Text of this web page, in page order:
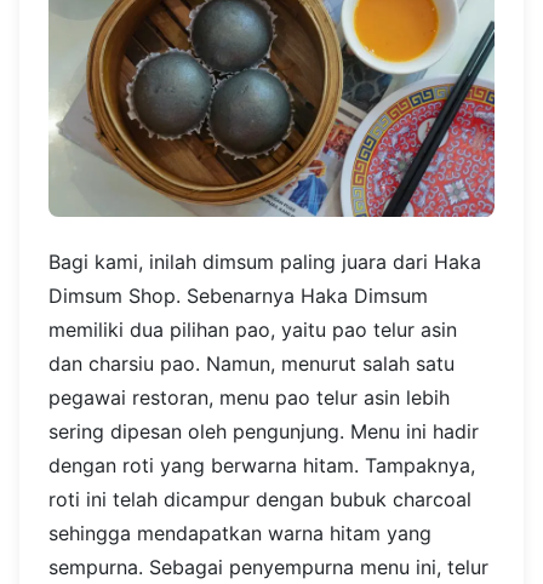
Bagi kami, inilah dimsum paling juara dari Haka
Dimsum Shop. Sebenarnya Haka Dimsum
memiliki dua pilihan pao, yaitu pao telur asin
dan charsiu pao. Namun, menurut salah satu
pegawai restoran, menu pao telur asin lebih
sering dipesan oleh pengunjung. Menu ini hadir
dengan roti yang berwarna hitam. Tampaknya,
roti ini telah dicampur dengan bubuk charcoal
sehingga mendapatkan warna hitam yang
sempurna. Sebagai penyempurna menu ini, telur